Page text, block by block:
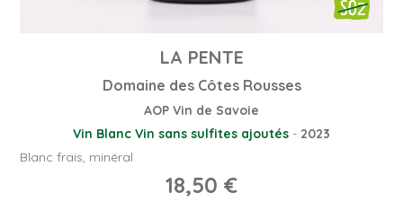
LA PENTE
Domaine des Côtes Rousses
AOP Vin de Savoie
Vin Blanc Vin sans sulfites ajoutés - 2023
Blanc frais, minéral
18,50 €